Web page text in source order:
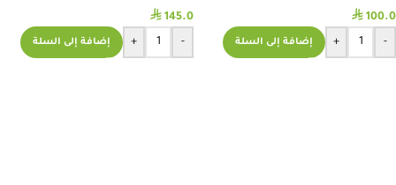
⃁ 100.0
-
+ إضافة إلى السلة
⃁ 145.0
-
+ إضافة إلى السلة